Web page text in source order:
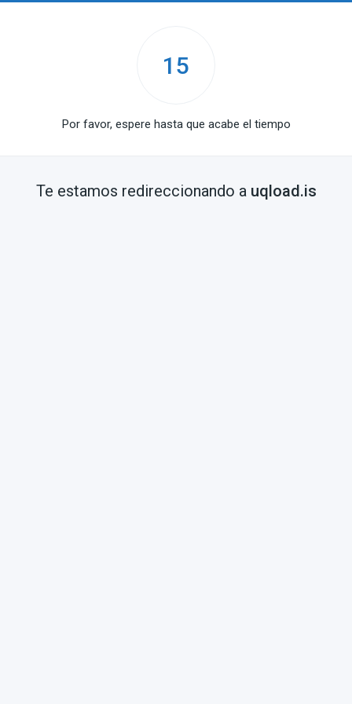
15
Por favor, espere hasta que acabe el tiempo
Te estamos redireccionando a uqload.is